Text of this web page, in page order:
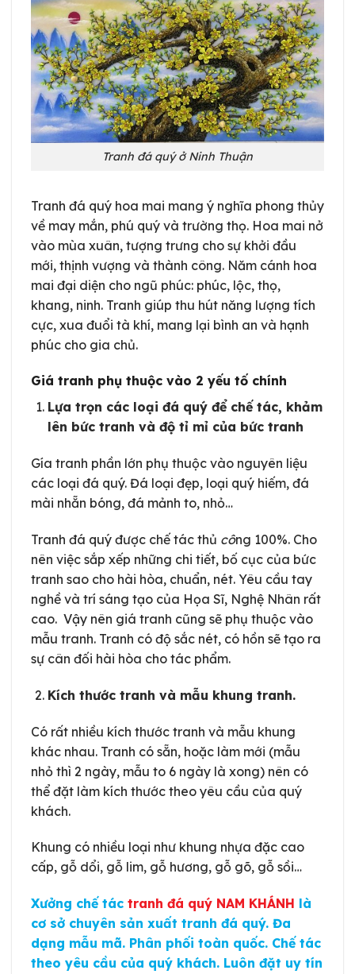
Tranh đá quý ở Ninh Thuận
Tranh đá quý hoa mai mang ý nghĩa phong thủy
về may mắn, phú quý và trường thọ. Hoa mai nở
vào mùa xuân, tượng trưng cho sự khởi đầu
mới, thịnh vượng và thành công. Năm cánh hoa
mai đại diện cho ngũ phúc: phúc, lộc, thọ,
khang, ninh. Tranh giúp thu hút năng lượng tích
cực, xua đuổi tà khí, mang lại bình an và hạnh
phúc cho gia chủ.
Giá tranh phụ thuộc vào 2 yếu tố chính
Lựa trọn các loại đá quý để chế tác, khảm
lên bức tranh và độ tỉ mỉ của bức tranh
Gía tranh phần lớn phụ thuộc vào nguyên liệu
các loại đá quý. Đá loại đẹp, loại quý hiếm, đá
mài nhẵn bóng, đá mảnh to, nhỏ…
Tranh đá quý được chế tác thủ công 100%. Cho
nên việc sắp xếp những chi tiết, bố cục của bức
tranh sao cho hài hòa, chuẩn, nét. Yêu cầu tay
nghề và trí sáng tạo của Họa Sĩ, Nghệ Nhân rất
cao. Vậy nên giá tranh cũng sẽ phụ thuộc vào
mẫu tranh. Tranh có độ sắc nét, có hồn sẽ tạo ra
sự cân đối hài hòa cho tác phẩm.
Kích thước tranh và mẫu khung tranh.
Có rất nhiều kích thước tranh và mẫu khung
khác nhau. Tranh có sẵn, hoặc làm mới (mẫu
nhỏ thì 2 ngày, mẫu to 6 ngày là xong) nên có
thể đặt làm kích thước theo yêu cầu của quý
khách.
Khung có nhiều loại như khung nhựa đặc cao
cấp, gỗ dổi, gỗ lim, gỗ hương, gỗ gõ, gỗ sồi…
Xưởng chế tác tranh đá quý NAM KHÁNH là
cơ sở chuyên sản xuất tranh đá quý. Đa
dạng mẫu mã. Phân phối toàn quốc. Chế tác
theo yêu cầu của quý khách. Luôn đặt uy tín